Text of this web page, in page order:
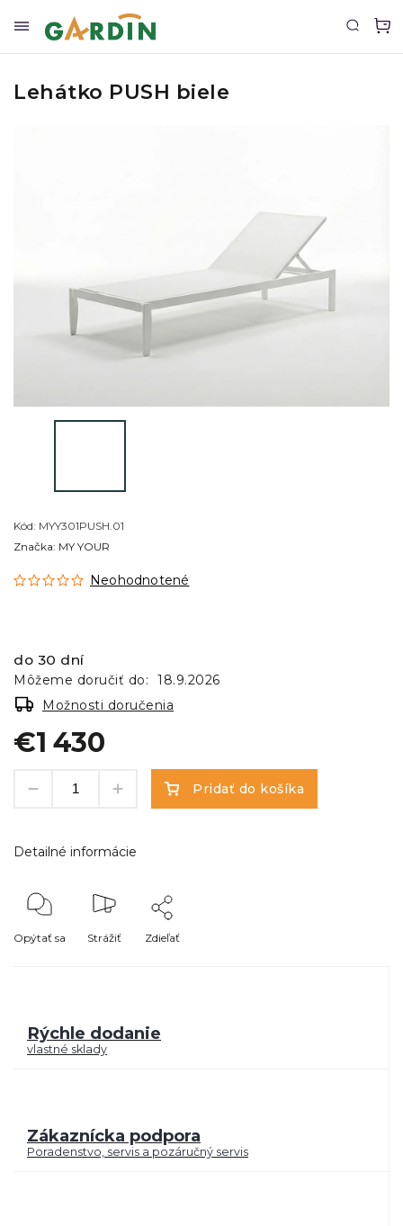
Lehátko PUSH biele
Kód: MYY301PUSH.01
Neohodnotené
Značka: MY YOUR
€1 430
do 30 dní
Môžeme doručiť do:
18.9.2026
Možnosti doručenia
Pridať do košíka
Detailné informácie
Opýtať sa Strážiť Zdieľať
Rýchle dodanie
vlastné sklady
Zákaznícka podpora
Poradenstvo, servis a pozáručný servis